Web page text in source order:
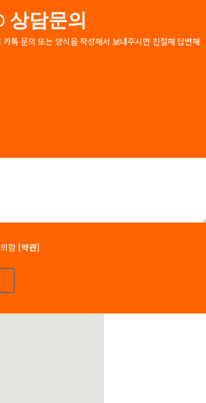
상담문의
톡 문의 또는 양식을 작성해서 보내주시면 친절해 답변해
함 [약관]